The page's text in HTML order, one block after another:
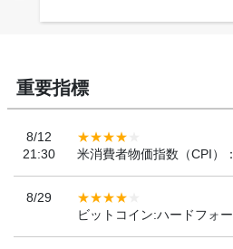
重要指標
8/12
21:30
米消費者物価指数（CPI）
8/29
ビットコイン:ハードフォ